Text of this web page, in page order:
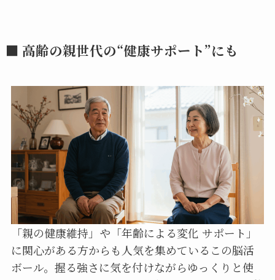
■ 高齢の親世代の“健康サポート”にも
「親の健康維持」や「年齢による変化 サポート」
に関心がある方からも人気を集めているこの脳活
ボール。握る強さに気を付けながらゆっくりと使